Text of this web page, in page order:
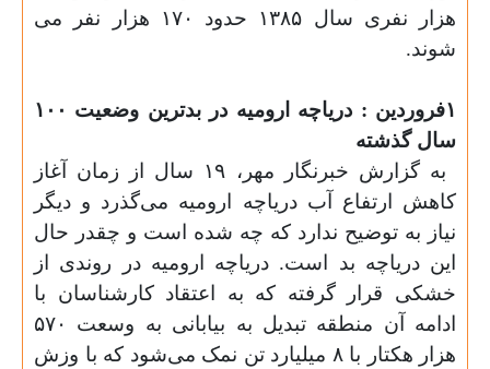
هزار نفری سال ۱۳۸۵ حدود ۱۷۰ هزار نفر می
شوند.
۱
فروردین : دریاچه ارومیه در بدترین وضعیت ۱۰۰
سال گذشته
به گزارش خبرنگار مهر، ۱۹ سال از زمان آغاز
کاهش ارتفاع آب دریاچه ارومیه می‌گذرد و دیگر
نیاز به توضیح ندارد که چه شده است و چقدر حال
این دریاچه بد است. دریاچه ارومیه در روندی از
خشکی قرار گرفته که به اعتقاد کارشناسان با
ادامه آن منطقه تبدیل به بیابانی به وسعت ۵۷۰
هزار هکتار با ۸ میلیارد تن نمک می‌شود که با وزش